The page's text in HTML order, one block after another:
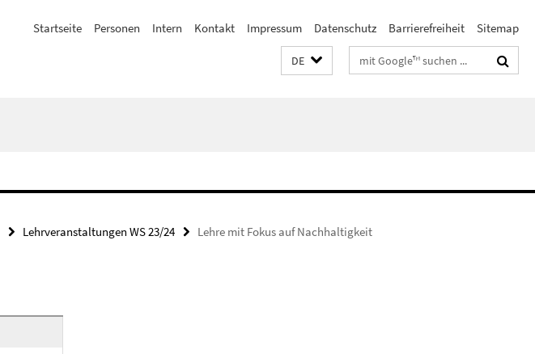
Startseite Personen Intern Kontakt Impressum Datenschutz Barrierefreiheit Sitemap
DE Suchbegriffe
Lehrveranstaltungen WS 23/24 Lehre mit Fokus auf Nachhaltigkeit